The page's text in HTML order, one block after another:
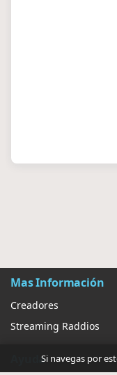
Mas Información
Creadores
Streaming Raddios
AyudaSi navegas por